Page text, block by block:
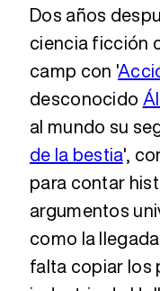
Dos años
ciencia ficción
camp con '
desconocido
al mundo su
de la bestia',
para contar
argumentos
como la
falta copiar los